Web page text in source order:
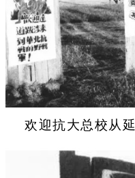
欢迎抗大总校从